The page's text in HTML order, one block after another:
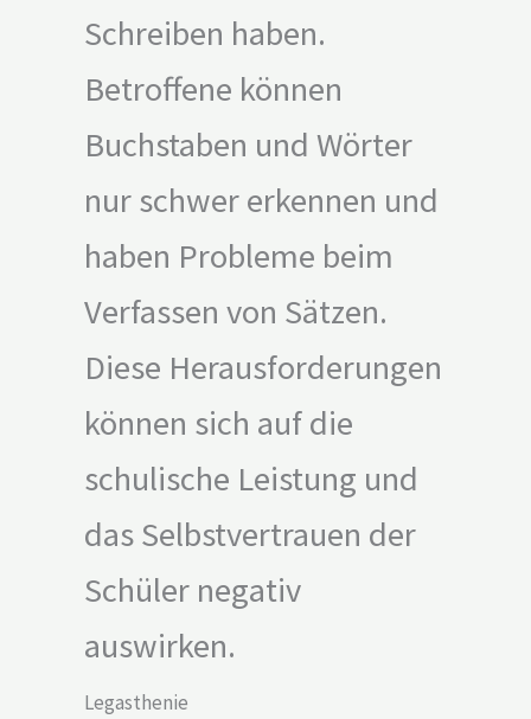
Schreiben haben.
Betroffene können
Buchstaben und Wörter
nur schwer erkennen und
haben Probleme beim
Verfassen von Sätzen.
Diese Herausforderungen
können sich auf die
schulische Leistung und
das Selbstvertrauen der
Schüler negativ
auswirken.
Legasthenie